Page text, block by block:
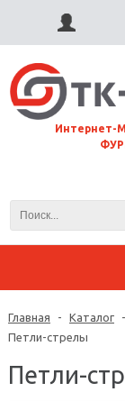
⠀Интернет-
Главная - Каталог -
Петли-стрелы
Петли-